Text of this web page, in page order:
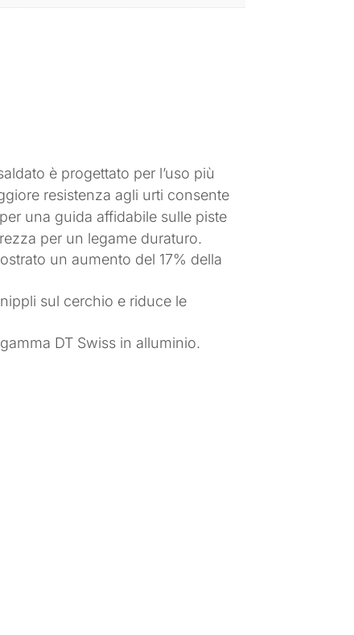
è progettato per l’uso più
resistenza agli urti consente
una guida affidabile sulle piste
per un legame duraturo.
un aumento del 17% della
sul cerchio e riduce le
DT Swiss in alluminio.